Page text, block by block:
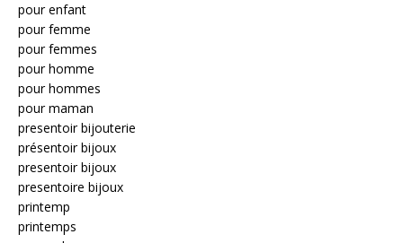
pour enfant
pour femme
pour femmes
pour homme
pour hommes
pour maman
presentoir bijouterie
présentoir bijoux
presentoir bijoux
presentoire bijoux
printemp
printemps